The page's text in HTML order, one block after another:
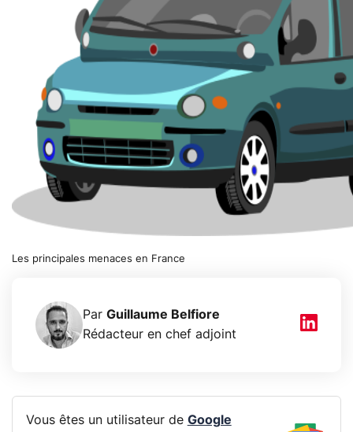
Les principales menaces en France
Par Guillaume Belfiore
Rédacteur en chef adjoint
Vous êtes un utilisateur de Google